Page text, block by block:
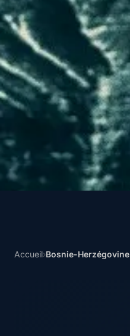
Accueil›Bosnie-Herzégovine